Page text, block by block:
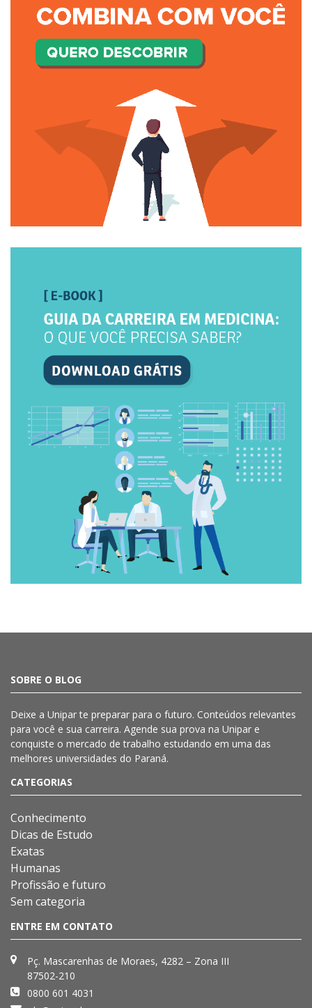
SOBRE O BLOG
Deixe a Uniparte preparar para o futuro. Conteúdos relevantes
para você e sua carreira. Agende sua prova na Unipar e
conquiste o mercado de trabalho estudando em uma das
melhores universidades do Paraná.
CATEGORIAS
Conhecimento
Dicas de Estudo
Exatas
Humanas
Profissão e futuro
Sem categoria
ENTRE EM CONTATO
Pç. Mascarenhas de Moraes, 4282 – Zona III
87502-210
0800 601 4031